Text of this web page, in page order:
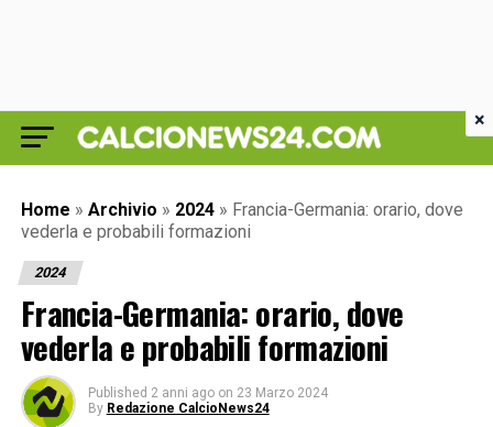
Home » Archivio » 2024 » Francia-Germania: orario, dove
vederla e probabili formazioni
2024
Francia-Germania: orario, dove
vederla e probabili formazioni
Published 2 anni ago on 23 Marzo 2024
By Redazione CalcioNews24
×